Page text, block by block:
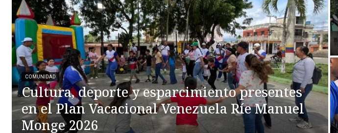
COMUNIDAD
Cultura, deporte y esparcimiento presentes
en el Plan Vacacional Venezuela Ríe Manuel
Monge 2026